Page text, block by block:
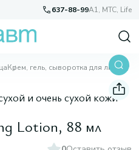
637-88-99A1, МТС, Life
Крем, гель, сыворотка для лицаIntensive Moisturizing Lotion, 88 мл
и очень сухой кожи
Lotion, 88 мл